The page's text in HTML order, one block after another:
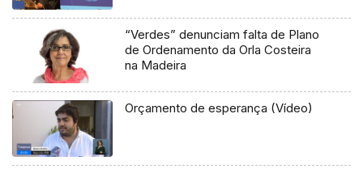
“Verdes” denunciam falta de Plano
de Ordenamento da Orla Costeira
na Madeira
Orçamento de esperança (Vídeo)